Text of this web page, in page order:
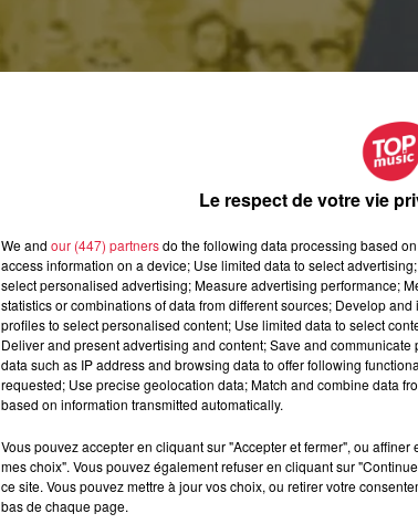
du18 octobre 2020 à 0h00
Le respect de votre vie
We and our (447) partnersdo the following data processing based
access information on a device; Use limited data to select
select personalised advertising; Measure advertising performance;
statistics or combinations of data from different sources; Develop
profiles to select personalised content; Use limited data to select
Deliver and present advertising and content; Save and
data such as IP address and browsing data to offer following
requested; Use precise geolocation data; Match and combine data
based on information transmitted automatically.
Vous pouvez accepter en cliquant sur "Accepter et fermer", ou
mes choix". Vous pouvez également refuser en cliquant sur
ce site. Vous pouvez mettre à jour vos choix, ou retirer votre
bas de chaque page.